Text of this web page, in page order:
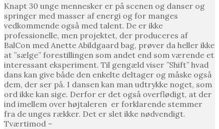
Knapt 30 unge mennesker er på scenen og danser og
springer med masser af energi og for manges
vedkommende også med talent. De er ikke
professionelle, men projektet, der produceres af
BalCon med Anette Abildgaard bag, prøver da heller ikke
at ”sælge” forestillingen som andet end som værende et
interessant eksperiment. Til gengæld viser ”Shift” hvad
dans kan give både den enkelte deltager og måske også
dem, der ser på. I dansen kan man udtrykke noget, som
ord ikke kan sige. Derfor er det også overflødigt, at der
ind imellem over højtaleren er forklarende stemmer
fra de unges rækker. Det er slet ikke nødvendigt.
Tværtimod –